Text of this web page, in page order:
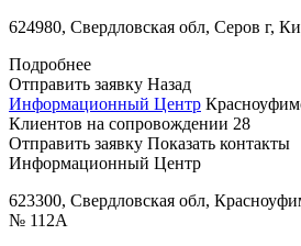
624980, Свердловская обл, Серов г,
Подробнее
Отправить заявку Назад
Информационный Центр
Клиентов на сопровождении 28
Отправить заявку Показать контакты
Информационный Центр
623300, Свердловская обл,
№ 112А